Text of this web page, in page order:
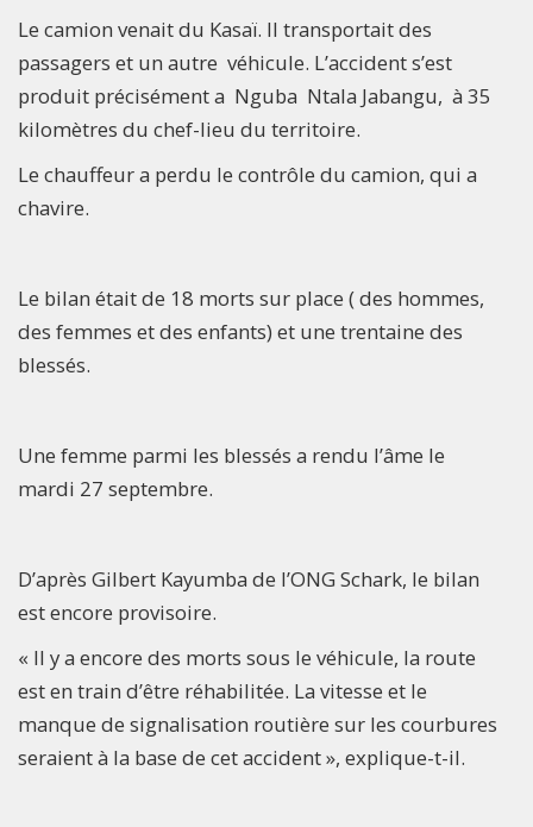
Le camion venait du Kasaï. Il transportait des
passagers et un autre véhicule. L’accident s’est
produit précisément a Nguba Ntala Jabangu, à 35
kilomètres du chef-lieu du territoire.
Le chauffeur a perdu le contrôle du camion, qui a
chavire.
Le bilan était de 18 morts sur place ( des hommes,
des femmes et des enfants) et une trentaine des
blessés.
Une femme parmi les blessés a rendu l’âme le
mardi 27 septembre.
D’après Gilbert Kayumba de l’ONG Schark, le bilan
est encore provisoire.
« Il y a encore des morts sous le véhicule, la route
est en train d’être réhabilitée. La vitesse et le
manque de signalisation routière sur les courbures
seraient à la base de cet accident », explique-t-il.